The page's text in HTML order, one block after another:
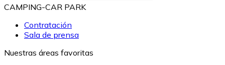
CAMPING-CAR PARK
Contratación
Sala de prensa
Nuestras áreas favoritas